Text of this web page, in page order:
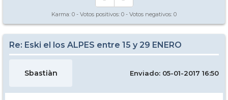
Karma: 0 - Votos positivos: 0 - Votos negativos: 0
Re: Eski el los ALPES entre 15 y 29 ENERO
Sbastiàn Enviado: 05-01-2017 16:50